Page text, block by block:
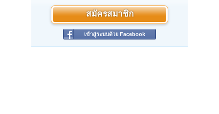
สมัครสมาชิก
เข้าสู่ระบบด้วย Facebook